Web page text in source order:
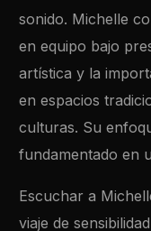
sonido. Michelle
en equipo bajo
artística y la
en espacios
culturas. Su
fundamentado en
Escuchar a
viaje de